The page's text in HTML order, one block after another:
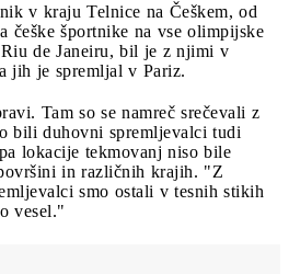
v kraju Telnice na Češkem, od
češke športnike na vse olimpijske
de Janeiru, bil je z njimi v
jih je spremljal v Pariz.
Tam so se namreč srečevali z
bili duhovni spremljevalci tudi
lokacije tekmovanj niso bile
in različnih krajih. "Z
smo ostali v tesnih stikih
vesel."